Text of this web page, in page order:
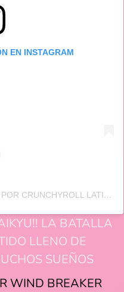
EN INSTAGRAM
UNA PUBLICACIÓN COMPARTIDA POR CRUNCHYROLL LATINOAMÉRICA (@CRUNCHYROLL_LA)
LA BATALLA
LLENO DE
SUEÑOS
WIND BREAKER